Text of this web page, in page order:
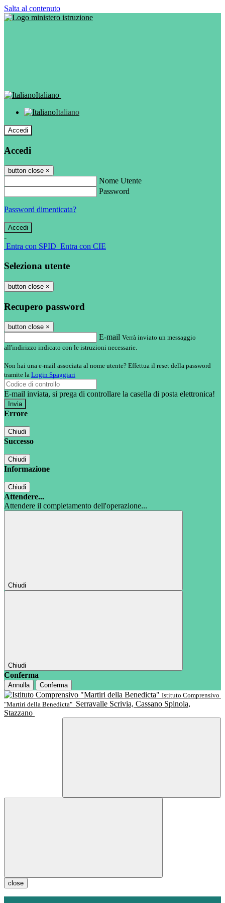
Salta al contenuto
Italiano
Italiano
Accedi
Accedi
button close ×
Nome Utente
Password
Password dimenticata?
-
Entra con SPID Entra con CIE
Seleziona utente
button close ×
Recupero password
button close ×
E-mail Verrà inviato un messaggio
all'indirizzo indicato con le istruzioni necessarie.
Non hai una e-mail associata al nome utente? Effettua il reset della password
tramite la Login Spaggiari
E-mail inviata, si prega di controllare la casella di posta elettronica!
Errore
Chiudi
Successo
Chiudi
Informazione
Chiudi
Attendere...
Attendere il completamento dell'operazione...
Chiudi
Chiudi
Conferma
Annulla
Conferma
Istituto Comprensivo
"Martiri della Benedicta" Serravalle Scrivia, Cassano Spinola,
Stazzano
close